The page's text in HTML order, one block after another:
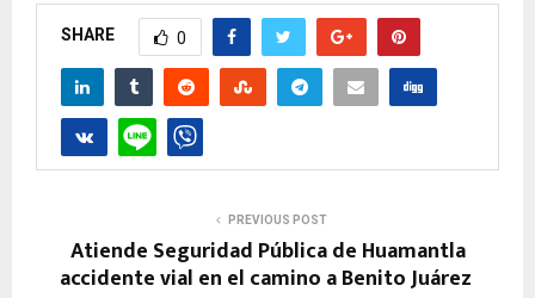
SHARE 0
PREVIOUS POST
Atiende Seguridad Pública de Huamantla
accidente vial en el camino a Benito Juárez